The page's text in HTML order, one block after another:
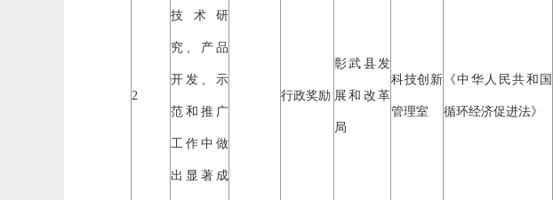
2
技术研
究、产品
开发、示
范和推广
工作中做
出显著成
行政奖励
彰武县发
展和改革
局
科技创新
管理室
《中华人民共和国
循环经济促进法》